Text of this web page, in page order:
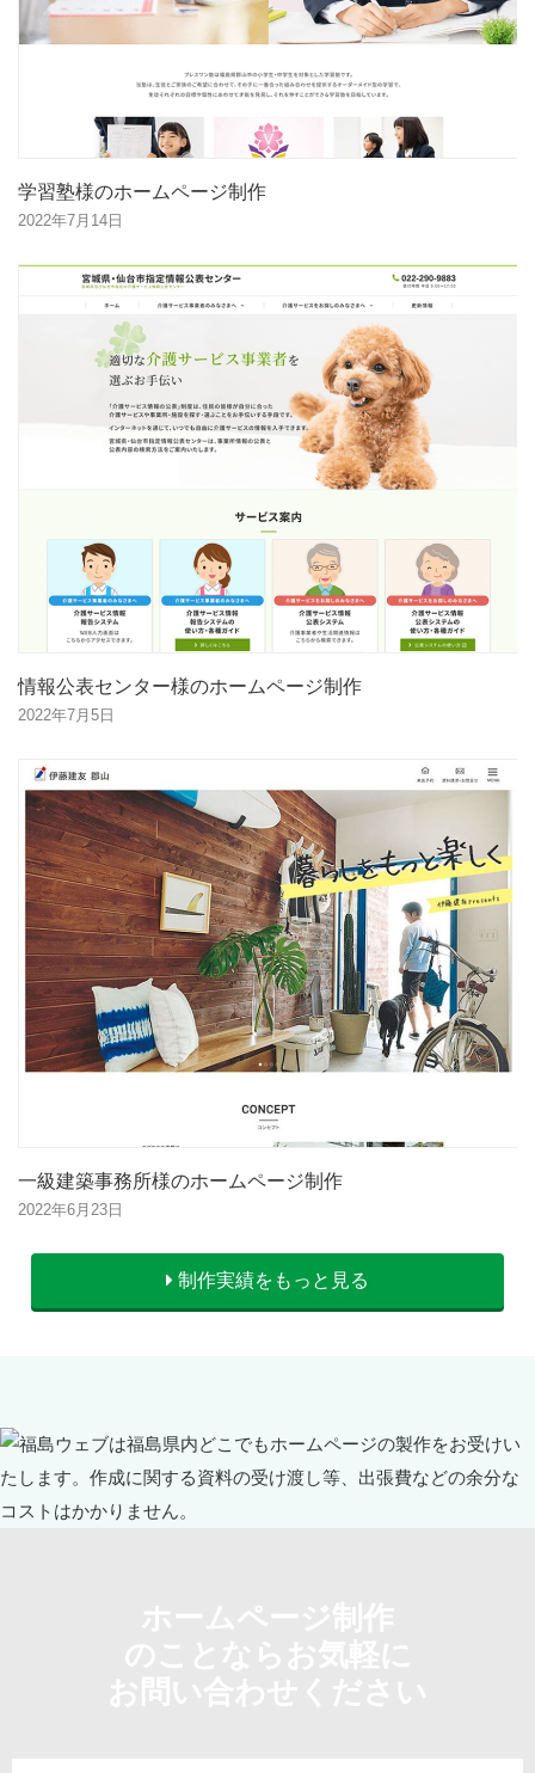
学習塾様のホームページ制作
2022年7月14日
情報公表センター様のホームページ制作
2022年7月5日
一級建築事務所様のホームページ制作
2022年6月23日
制作実績をもっと見る